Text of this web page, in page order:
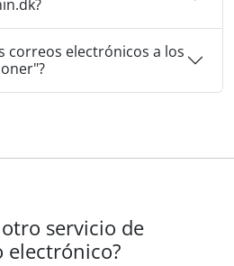
correos electrónicos a los
servicio de
electrónico?